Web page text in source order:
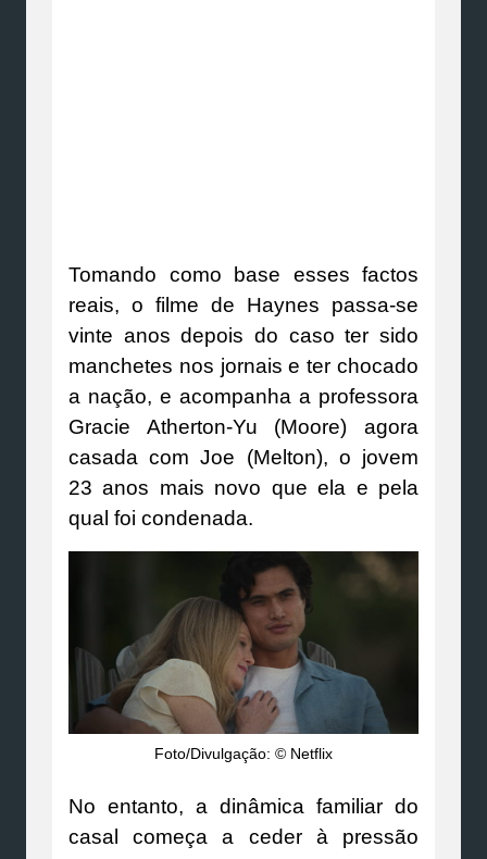
Tomando como base esses factos
reais, o filme de Haynes passa-se
vinte anos depois do caso ter sido
manchetes nos jornais e ter chocado
a nação, e acompanha a professora
Gracie Atherton-Yu (Moore) agora
casada com Joe (Melton), o jovem
23 anos mais novo que ela e pela
qual foi condenada.
Foto/Divulgação: © Netflix
No entanto, a dinâmica familiar do
casal começa a ceder à pressão